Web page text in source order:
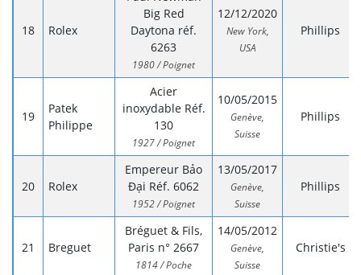
Rolex
Big Red
Daytona réf.
6263
1980 / Poignet
12/12/2020
New York,
USA
Phillips
Patek
Philippe
Acier
inoxydable Réf.
130
1927 / Poignet
10/05/2015
Genève,
Suisse
Phillips
Rolex
Empereur Bảo
Đại Réf. 6062
1952 / Poignet
13/05/2017
Genève,
Suisse
Phillips
Breguet
Bréguet & Fils,
Paris n° 2667
1814 / Poche
14/05/2012
Genève,
Suisse
Christie's